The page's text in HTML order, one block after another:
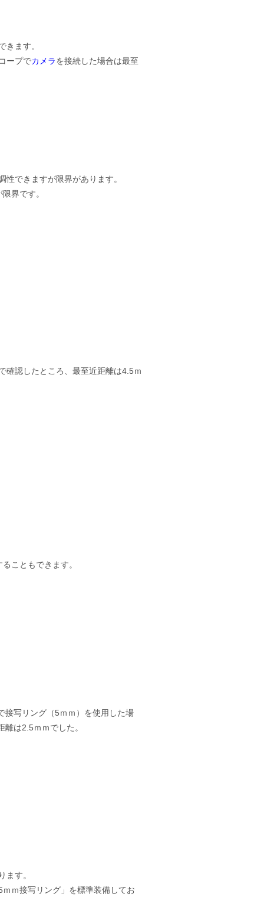
きます。
ープでカメラを接続した場合は最至
性できますが限界があります。
界です。
確認したところ、最至近距離は4.5ｍ
こともできます。
接写リング（5ｍｍ）を使用した場
離は2.5ｍｍでした。
ます。
ｍ接写リング」を標準装備してお